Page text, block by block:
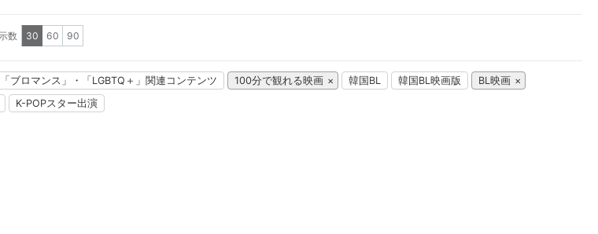
数 30 60 90
「ブロマンス」・「LGBTQ＋」関連コンテンツ 100分で観れる映画 韓国BL 韓国BL映画版
BL映画
K-POPスター出演